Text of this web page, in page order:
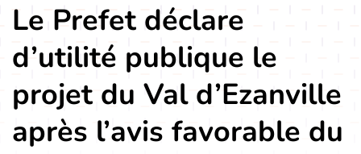
Le Prefet déclare
d’utilité publique le
projet du Val d’Ezanville
après l’avis favorable du